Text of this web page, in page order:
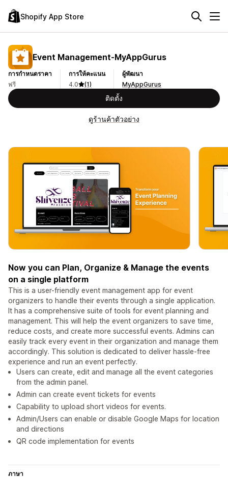
Shopify App Store
Event Management‑MyAppGurus
การกำหนดราคา
ฟรี
การให้คะแนน
4.0
(1)
ผู้พัฒนา
MyAppGurus
ติดตั้ง
ดูร้านค้าตัวอย่าง
Now you can Plan, Organize & Manage the events
on a single platform
This is a user-friendly event management app for event
organizers to handle their events through a single application.
It has a comprehensive suite of tools for event planning and
management. This will help the event organizers to save time,
reduce costs, and create more successful events. Admins can
easily track every event in their organization and manage them
accordingly. This solution is dedicated to deliver hassle-free
experience and run an event perfectly.
Users can create, edit and manage all the event categories
from the admin panel.
Admin can create event tickets for events
Capability to upload short videos for events.
Admin/Users can enable or disable Google Maps for location
and directions
QR code implementation for events
ภาษา